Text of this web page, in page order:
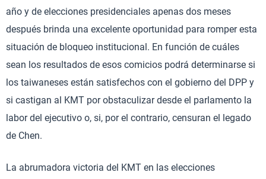
año y de elecciones presidenciales apenas dos meses
después brinda una excelente oportunidad para romper esta
situación de bloqueo institucional. En función de cuáles
sean los resultados de esos comicios podrá determinarse si
los taiwaneses están satisfechos con el gobierno del DPP y
si castigan al KMT por obstaculizar desde el parlamento la
labor del ejecutivo o, si, por el contrario, censuran el legado
de Chen.
La abrumadora victoria del KMT en las elecciones